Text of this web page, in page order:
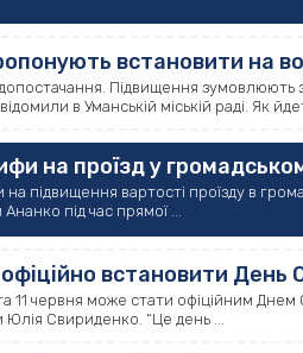
встановити на
Підвищення зумовлюють
в Уманській міській раді. Як
на проїзд у
підвищення вартості проїзду в
під час прямої ...
встановити День
11 червня може стати офіційним
Юлія Свириденко. “Це день ...